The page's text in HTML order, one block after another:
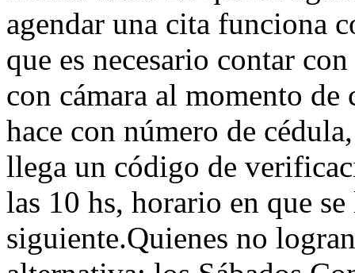
agendar una cita funciona
que es necesario contar
con cámara al momento
hace con número de
llega un código de
las 10 hs, horario en que
siguiente.Quienes no